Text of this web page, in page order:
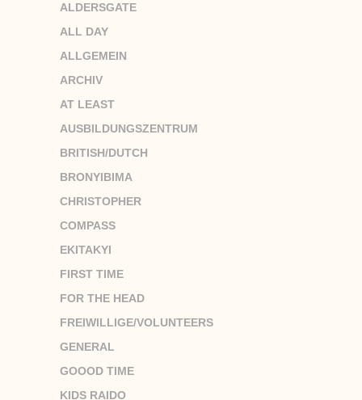
ALDERSGATE
ALL DAY
ALLGEMEIN
ARCHIV
AT LEAST
AUSBILDUNGSZENTRUM
BRITISH/DUTCH
BRONYIBIMA
CHRISTOPHER
COMPASS
EKITAKYI
FIRST TIME
FOR THE HEAD
FREIWILLIGE/VOLUNTEERS
GENERAL
GOOOD TIME
KIDS RAIDO